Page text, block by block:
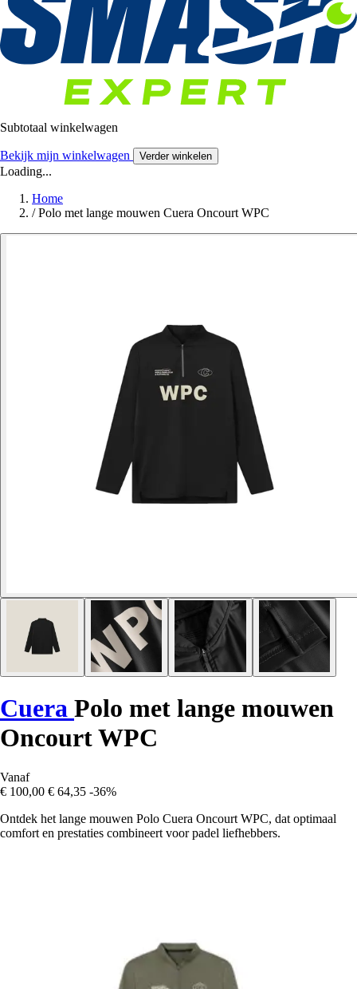
Subtotaal winkelwagen
Bekijk mijn winkelwagen Verder winkelen
Loading...
Home
/ Polo met lange mouwen Cuera Oncourt WPC
Cuera Polo met lange mouwen
Oncourt WPC
Vanaf
€ 100,00 € 64,35 -36%
Ontdek het lange mouwen Polo Cuera Oncourt WPC, dat optimaal
comfort en prestaties combineert voor padel liefhebbers.